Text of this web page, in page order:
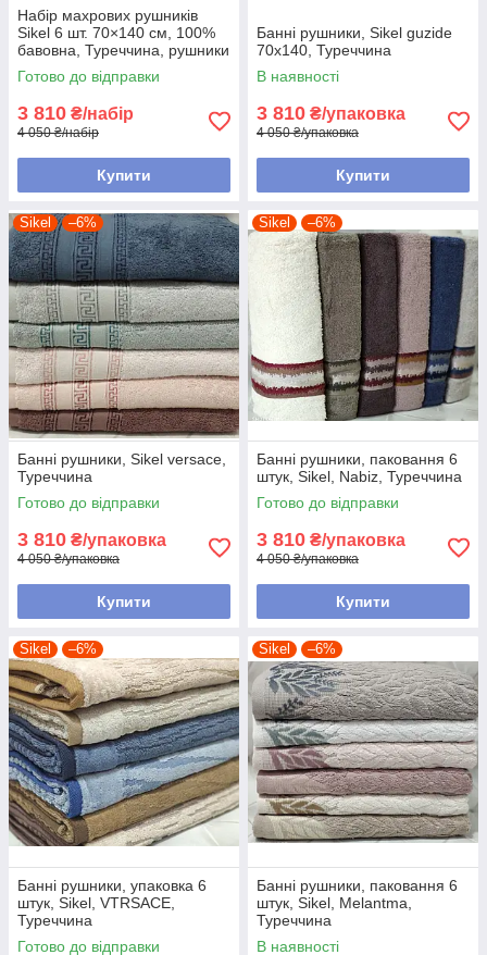
Набір махрових рушників
Sikel 6 шт. 70×140 см, 100%
бавовна, Туреччина, рушники
банних
Готово до відправки
3 810 ₴/набір
4 050 ₴/набір
Купити
Банні рушники, Sikel guzide
70х140, Туреччина
В наявності
3 810 ₴/упаковка
4 050 ₴/упаковка
Купити
Sikel –6%
Банні рушники, Sikel versace,
Туреччина
Готово до відправки
3 810 ₴/упаковка
4 050 ₴/упаковка
Купити
Sikel –6%
Банні рушники, паковання 6
штук, Sikel, Nabiz, Туреччина
Готово до відправки
3 810 ₴/упаковка
4 050 ₴/упаковка
Купити
Sikel –6%
Банні рушники, упаковка 6
штук, Sikel, VTRSACE,
Туреччина
Готово до відправки
Sikel –6%
Банні рушники, паковання 6
штук, Sikel, Melantma,
Туреччина
В наявності